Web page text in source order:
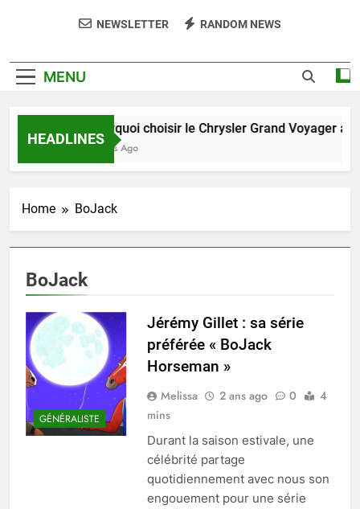
NEWSLETTER RANDOM NEWS
MENU
HEADLINES
Pourquoi choisir le Chrysler Grand Voyager
6 Jours Ago
Home BoJack
BoJack
GÉNÉRALISTE
Jérémy Gillet : sa série
préférée « BoJack
Horseman »
Melissa 2 ans ago 0
4
mins
Durant la saison estivale, une
célébrité partage
quotidiennement avec nous son
engouement pour une série